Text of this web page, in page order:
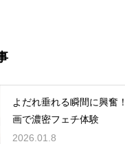
よだれ垂れる瞬間に興奮
画で濃密フェチ体験
2026.01.8